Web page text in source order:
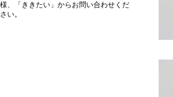
様、「ききたい」からお問い合わせくだ
さい。